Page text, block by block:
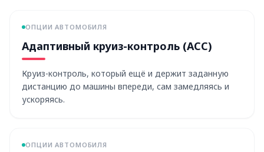
ОПЦИИ АВТОМОБИЛЯ
Адаптивный круиз-контроль (ACC)
Круиз-контроль, который ещё и держит заданную
дистанцию до машины впереди, сам замедляясь и
ускоряясь.
ОПЦИИ АВТОМОБИЛЯ